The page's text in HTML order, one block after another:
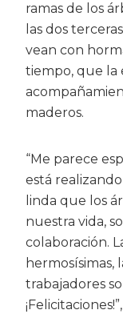
ramas de los
las dos
vean con
tiempo, que la
maderos.
“Me parece
está
linda que los
nuestra vida,
colaboración.
hermosísimas,
trabajadores